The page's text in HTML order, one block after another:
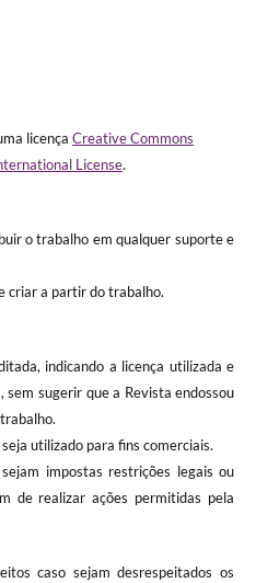
licença Creative Commons
License.
o trabalho em qualquer suporte e
criar a partir do trabalho.
indicando a licença utilizada e
sem sugerir que a Revista endossou
utilizado para fins comerciais.
impostas restrições legais ou
de realizar ações permitidas pela
caso sejam desrespeitados os